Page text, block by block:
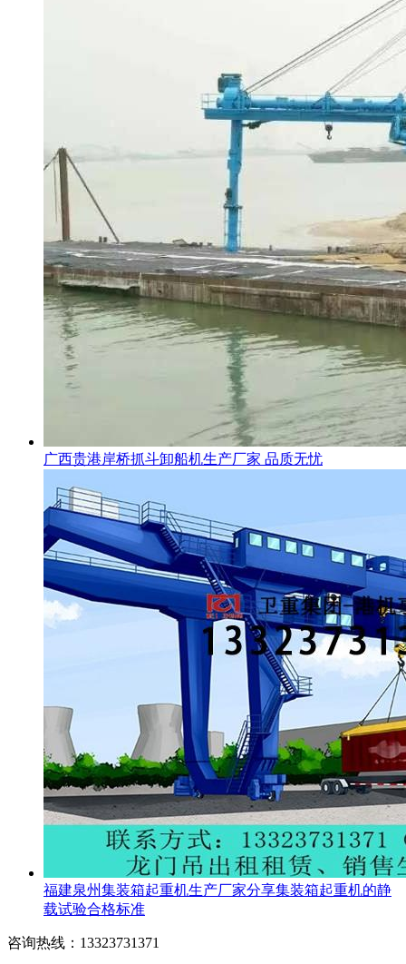
广西贵港岸桥抓斗卸船机生产厂家 品质无忧
福建泉州集装箱起重机生产厂家分享集装箱起重机的静
载试验合格标准
咨询热线：13323731371